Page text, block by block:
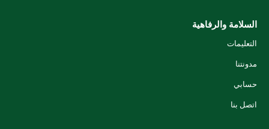
السلامة والرفاهية
التعليمات
مدونتنا
حسابي
اتصل بنا